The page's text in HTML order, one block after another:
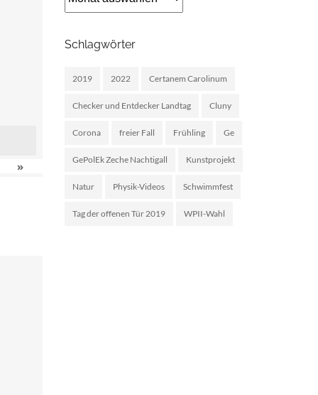
»
Schlagwörter
2019 2022 Certanem Carolinum
Checker und Entdecker Landtag Cluny
Corona freier Fall Frühling Ge
GePolEk Zeche Nachtigall Kunstprojekt
Natur Physik-Videos Schwimmfest
Tag der offenen Tür 2019 WPII-Wahl